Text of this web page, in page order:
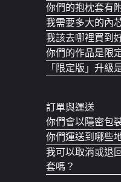
你們的抱枕套有
我需要多大的內
我該去哪裡買到
你們的作品是限
「限定版」升級
訂單與運送
你們會以隱密包
你們運送到哪些
我可以取消或退
套嗎？